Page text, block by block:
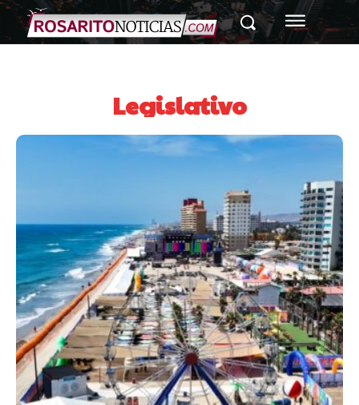
Legislativo